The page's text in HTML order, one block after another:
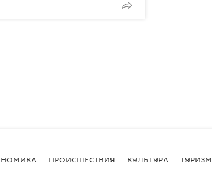
ПРОИСШЕСТВИЯ КУЛЬТУРА ТУРИЗМ